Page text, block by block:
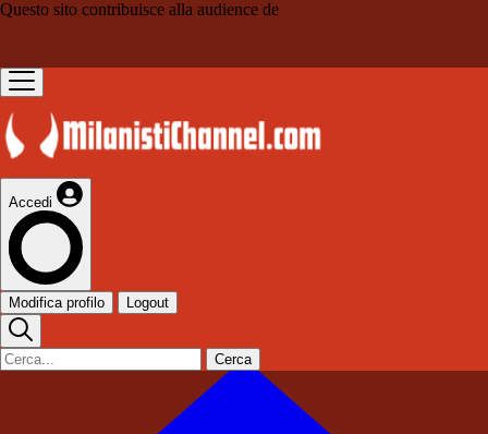
Questo sito contribuisce alla audience de
Accedi
Modifica profilo Logout
Cerca